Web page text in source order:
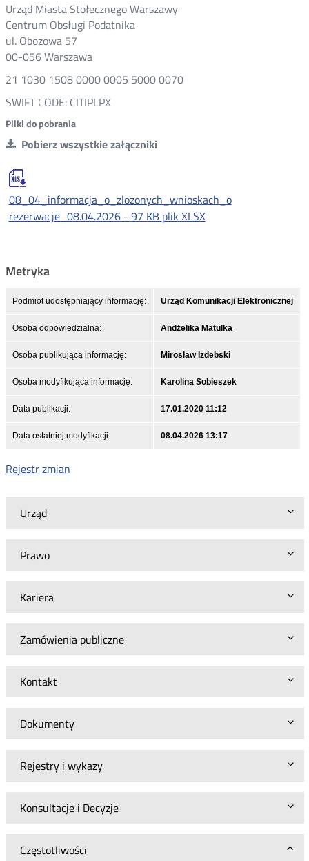
Urząd
Prawo
Kariera
Zamówienia publiczne
Kontakt
Dokumenty
Rejestry i wykazy
Konsultacje i Decyzje
Częstotliwości
Urząd Miasta Stołecznego Warszawy
Centrum Obsługi Podatnika
ul. Obozowa 57
00-056 Warszawa
21 1030 1508 0000 0005 5000 0070
SWIFT CODE: CITIPLPX
Pliki do pobrania
Pobierz wszystkie załączniki
08_04_informacja_o_zlozonych_wnioskach_o
rezerwacje_08.04.2026 - 97 KB plik XLSX
Metryka
Podmiot udostępniający informację: Urząd Komunikacji Elektronicznej
Osoba odpowiedzialna: Andżelika Matulka
Osoba publikująca informację: Mirosław Izdebski
Osoba modyfikująca informację: Karolina Sobieszek
Data publikacji: 17.01.2020 11:12
Data ostatniej modyfikacji: 08.04.2026 13:17
Rejestr zmian